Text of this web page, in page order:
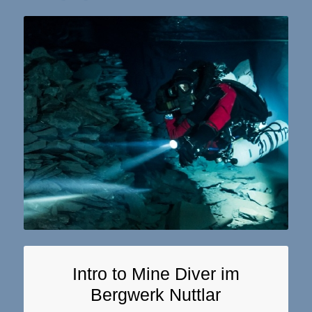
Intro to Mine Diver im
Bergwerk Nuttlar